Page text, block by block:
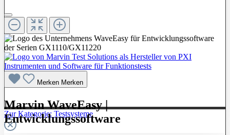
Zur Kategorie: Testsysteme
Merken Merken
Marvin WaveEasy |
Entwicklungssoftware